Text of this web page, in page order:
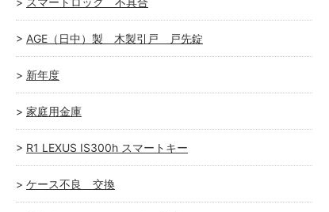
AGE（日中）製 木製引戸 戸先錠
新年度
家庭用金庫
R1 LEXUS IS300h スマートキー
ケース不良 交換